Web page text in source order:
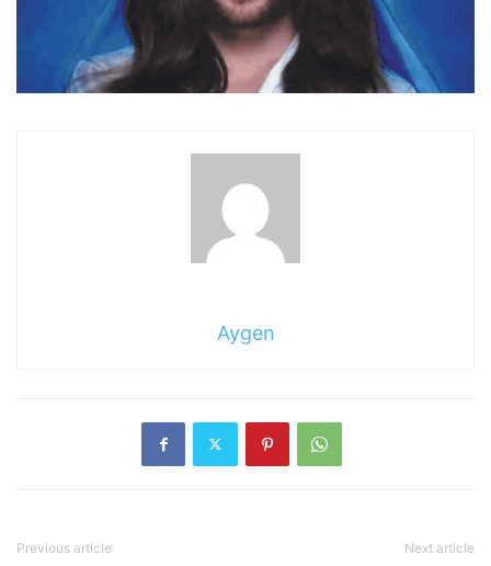
Aygen
Previous article Next article